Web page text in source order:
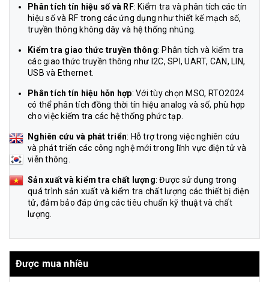
Phân tích tín hiệu số và RF: Kiểm tra và phân tích các tín
hiệu số và RF trong các ứng dụng như thiết kế mạch số,
truyền thông không dây và hệ thống nhúng.
Kiểm tra giao thức truyền thông: Phân tích và kiểm tra
các giao thức truyền thông như I2C, SPI, UART, CAN, LIN,
USB và Ethernet.
Phân tích tín hiệu hỗn hợp: Với tùy chọn MSO, RTO2024
có thể phân tích đồng thời tín hiệu analog và số, phù hợp
cho việc kiểm tra các hệ thống phức tạp.
Nghiên cứu và phát triển: Hỗ trợ trong việc nghiên cứu
và phát triển các công nghệ mới trong lĩnh vực điện tử và
viễn thông.
Sản xuất và kiểm tra chất lượng: Được sử dụng trong
quá trình sản xuất và kiểm tra chất lượng các thiết bị điện
tử, đảm bảo đáp ứng các tiêu chuẩn kỹ thuật và chất
lượng.
Được mua nhiều